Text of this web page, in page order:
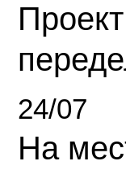
24/07
На